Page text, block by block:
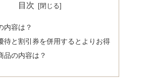
目次
内容は？
待と割引券を併用するとよりお得
品の内容は？